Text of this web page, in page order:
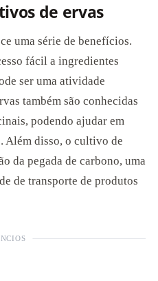
de ervas
uma série de benefícios.
fácil a ingredientes
ser uma atividade
também são conhecidas
podendo ajudar em
Além disso, o cultivo de
da pegada de carbono, uma
de transporte de produtos